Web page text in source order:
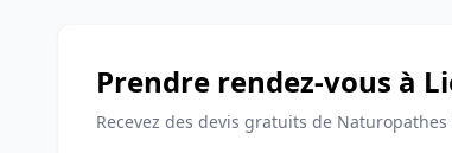
Prendre rendez-vous à
Recevez des devis gratuits de Naturopathes